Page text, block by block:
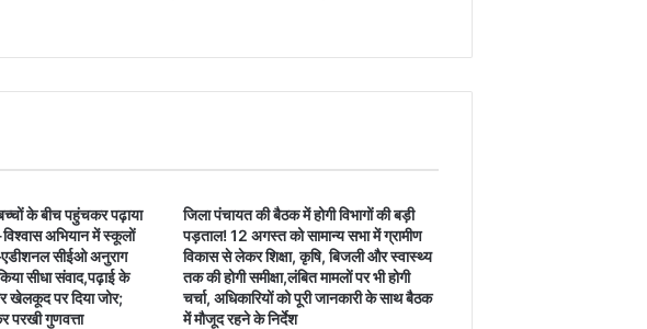
के बीच पहुंचकर पढ़ाया
अभियान में स्कूलों
सीईओ अनुराग
किया सीधा संवाद,पढ़ाई के
खेलकूद पर दिया जोर;
परखी गुणवत्ता
जिला पंचायत की बैठक में होगी विभागों की बड़ी
पड़ताल! 12 अगस्त को सामान्य सभा में ग्रामीण
विकास से लेकर शिक्षा, कृषि, बिजली और स्वास्थ्य
तक की होगी समीक्षा,लंबित मामलों पर भी होगी
चर्चा, अधिकारियों को पूरी जानकारी के साथ बैठक
में मौजूद रहने के निर्देश